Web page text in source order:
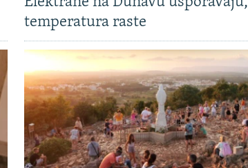
temperatura raste